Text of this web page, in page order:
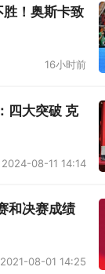
胜！奥斯卡致
16小时前
四大突破 克
2024-08-11 14:14
和决赛成绩
2021-08-01 14:25